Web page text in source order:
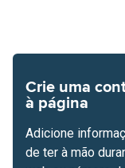
Crie uma
à página
Adicione
de ter à mão